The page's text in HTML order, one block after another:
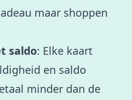
maar shoppen
saldo: Elke kaart
en saldo
minder dan de